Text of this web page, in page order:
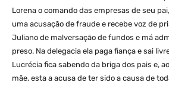
Lorena o comando das empresas de seu
uma acusação de fraude e recebe voz de
Juliano de malversação de fundos e má
preso. Na delegacia ela paga fiança e sai
Lucrécia fica sabendo da briga dos pais e,
mãe, esta a acusa de ter sido a causa de